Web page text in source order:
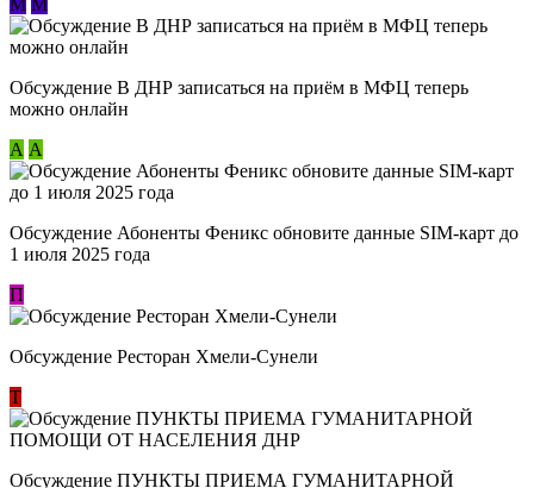
Обсуждение В ДНР записаться на приём в МФЦ теперь
можно онлайн
А А
Обсуждение Абоненты Феникс обновите данные SIM-карт до
1 июля 2025 года
П
Обсуждение Ресторан Хмели-Сунели
Т
Обсуждение ​ПУНКТЫ ПРИЕМА ГУМАНИТАРНОЙ